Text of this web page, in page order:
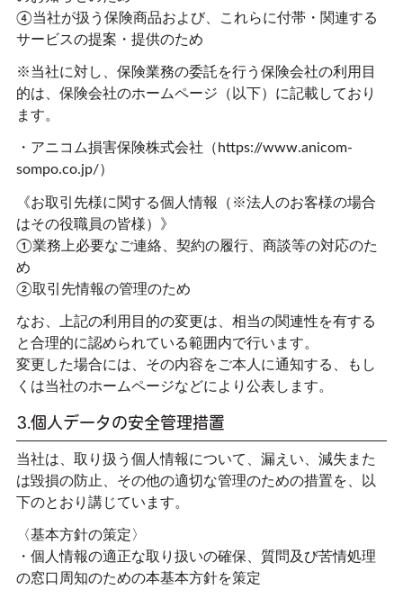
④当社が扱う保険商品および、これらに付帯・関連する
サービスの提案・提供のため
※当社に対し、保険業務の委託を行う保険会社の利用目
的は、保険会社のホームページ（以下）に記載しており
ます。
・アニコム損害保険株式会社（ https://www.anicom-
sompo.co.jp/）
《お取引先様に関する個人情報（※法人のお客様の場合
はその役職員の皆様）》
①業務上必要なご連絡、契約の履行、商談等の対応のた
め
②取引先情報の管理のため
なお、上記の利用目的の変更は、相当の関連性を有する
と合理的に認められている範囲内で行います。
変更した場合には、その内容をご本人に通知する、もし
くは当社のホームページなどにより公表します。
3.個人データの安全管理措置
当社は、取り扱う個人情報について、漏えい、減失また
は毀損の防止、その他の適切な管理のための措置を、以
下のとおり講じています。
〈基本方針の策定〉
・個人情報の適正な取り扱いの確保、質問及び苦情処理
の窓口周知のための本基本方針を策定